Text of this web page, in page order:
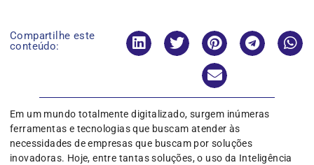
Compartilhe este
conteúdo:
Em um mundo totalmente digitalizado, surgem inúmeras
ferramentas e tecnologias que buscam atender às
necessidades de empresas que buscam por soluções
inovadoras. Hoje, entre tantas soluções, o uso da Inteligência